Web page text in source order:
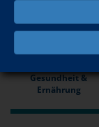
Gesundheit &
Ernährung